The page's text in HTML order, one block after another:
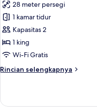
Kamar,
Tempat
Tidur
King,
samudra
28 meter persegi
1 kamar tidur
Kapasitas 2
1 king
Wi-Fi Gratis
Rincian selengkapnya
Rincian
Kamar,